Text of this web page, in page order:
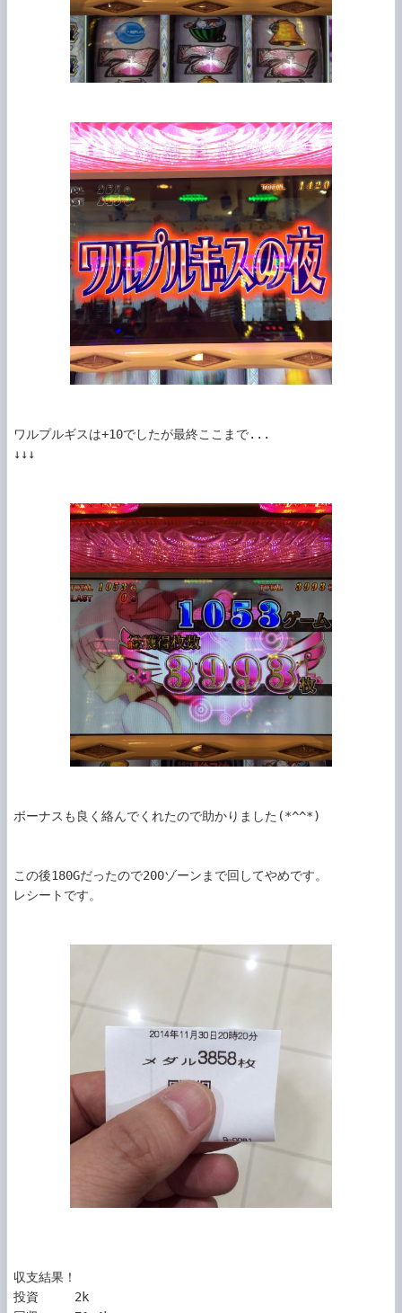
ワルプルギスは+10でしたが最終ここまで...
↓↓↓
ボーナスも良く絡んでくれたので助かりました(*^^*)
この後180Gだったので200ゾーンまで回してやめです。
レシートです。
収支結果！
投資     2k